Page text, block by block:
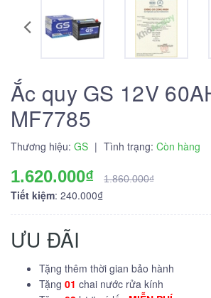
Ắc quy GS 12V
MF7785
Thương hiệu: GS | Tình trạng: Còn hàng
1.620.000₫ 1.860.000₫
Tiết kiệm: 240.000₫
ƯU ĐÃI
Tặng thêm thời gian bảo hành
Tặng 01 chai nước rửa kính